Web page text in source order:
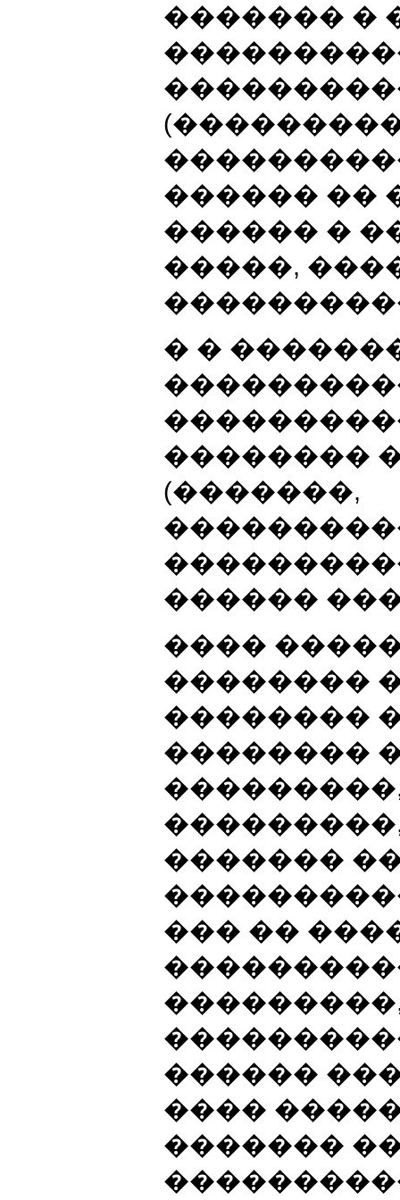
������� �
������ ��
������ �
�����,
� �
��������
(�������,
������
����
��������
��������
��������
�������
��� ��
������
����
�������